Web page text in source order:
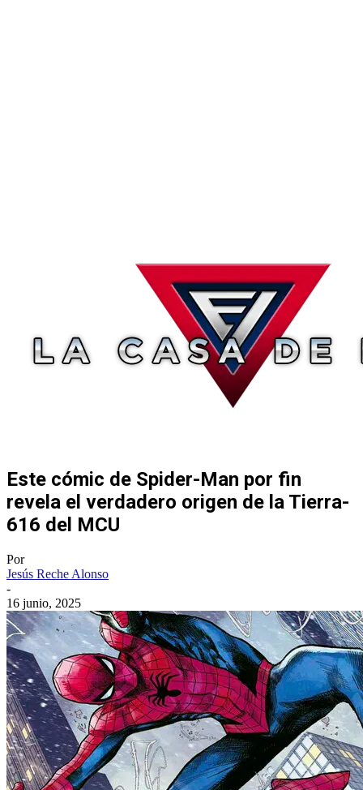
Este cómic de Spider-Man por fin
revela el verdadero origen de la Tierra-
616 del MCU
Por
Jesús Reche Alonso
-
16 junio, 2025